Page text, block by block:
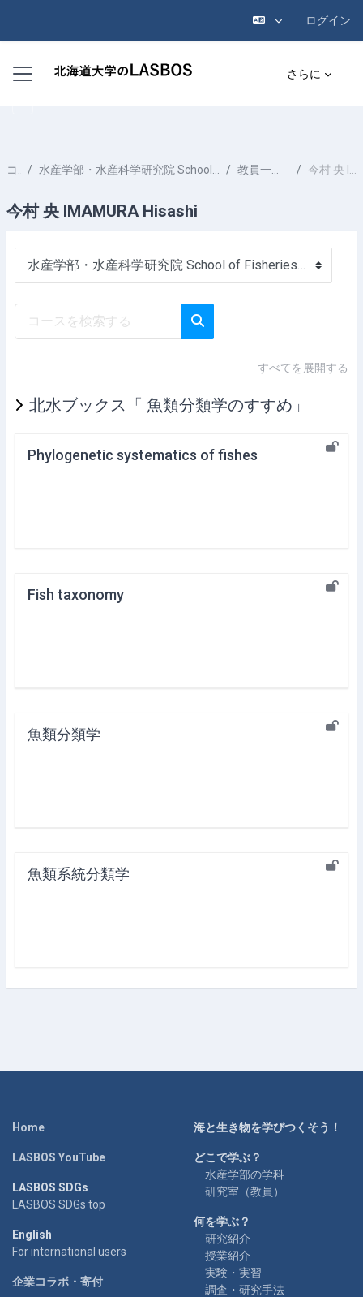
ログイン
サイドパネル さらに
コース 水産学部・水産科学研究院 School of Fisheries Sciences & Faculty of Fisheries Sciences 教員一覧 List of Professors 今村 央 IMAMURA Hisashi
今村 央 IMAMURA Hisashi
コースカテゴリ
コースを検索する
すべてを展開する
北水ブックス「 魚類分類学のすすめ」
Phylogenetic systematics of fishes
Fish taxonomy
魚類分類学
魚類系統分類学
Home
LASBOS YouTube
LASBOS SDGs
LASBOS SDGs top
English
For international users
企業コラボ・寄付
海と生き物を学びつくそう！
どこで学ぶ？
水産学部の学科
研究室（教員）
何を学ぶ？
研究紹介
授業紹介
実験・実習
調査・研究手法